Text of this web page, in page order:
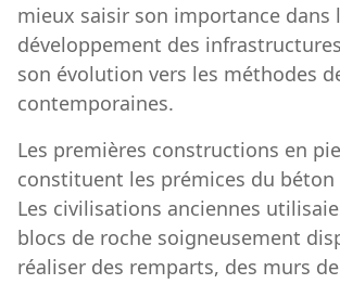
mieux saisir son importance dans
développement des
son évolution vers les méthodes
contemporaines.
Les premières constructions en
constituent les prémices du béton
Les civilisations anciennes
blocs de roche soigneusement
réaliser des remparts, des murs de